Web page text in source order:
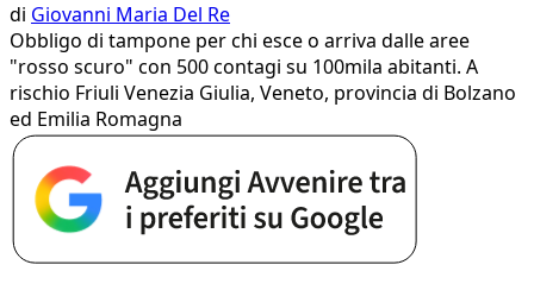
di Giovanni Maria Del Re
Obbligo di tampone per chi esce o arriva dalle aree
"rosso scuro" con 500 contagi su 100mila abitanti. A
rischio Friuli Venezia Giulia, Veneto, provincia di Bolzano
ed Emilia Romagna